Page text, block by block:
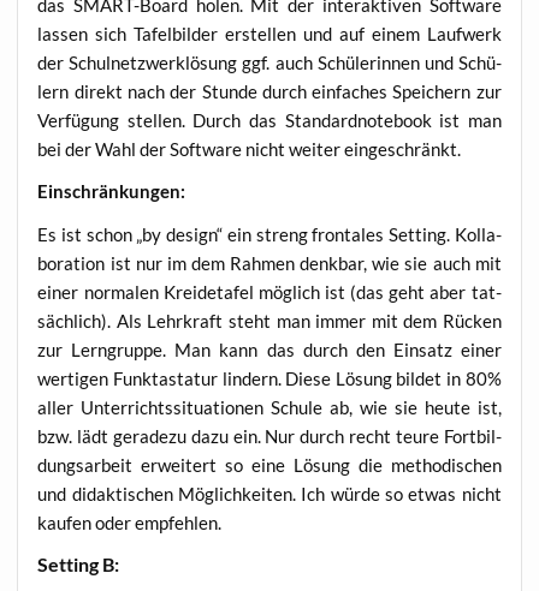
das SMART-Board holen. Mit der inter­ak­ti­ven Soft­ware
las­sen sich Tafel­bil­der erstel­len und auf einem Lauf­werk
der Schul­netz­werk­lö­sung ggf. auch Schü­le­rin­nen und Schü­
lern direkt nach der Stun­de durch ein­fa­ches Spei­chern zur
Ver­fü­gung stel­len. Durch das Stan­dard­note­book ist man
bei der Wahl der Soft­ware nicht wei­ter eingeschränkt.
Ein­schrän­kun­gen:
Es ist schon „by design“ ein streng fron­ta­les Set­ting. Kol­la­
bo­ra­ti­on ist nur im dem Rah­men denk­bar, wie sie auch mit
einer nor­ma­len Krei­de­ta­fel mög­lich ist (das geht aber tat­
säch­lich). Als Lehr­kraft steht man immer mit dem Rücken
zur Lern­grup­pe. Man kann das durch den Ein­satz einer
wer­ti­gen Funk­tas­ta­tur lin­dern. Die­se Lösung bil­det in 80%
aller Unter­richts­si­tua­tio­nen Schu­le ab, wie sie heu­te ist,
bzw. lädt gera­de­zu dazu ein. Nur durch recht teu­re Fort­bil­
dungs­ar­beit erwei­tert so eine Lösung die metho­di­schen
und didak­ti­schen Mög­lich­kei­ten. Ich wür­de so etwas nicht
kau­fen oder empfehlen.
Set­ting B: